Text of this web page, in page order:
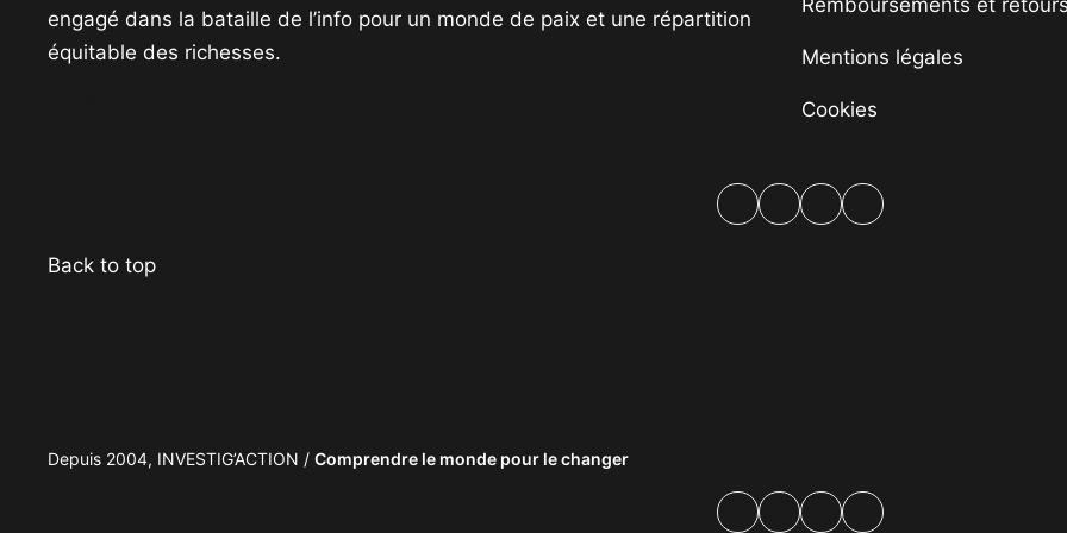
engagé dans la bataille de l’info pour un monde de paix et une répartition
équitable des richesses.
Mentions légales
Cookies
Back to top
Depuis 2004, INVESTIG’ACTION /Comprendre le monde pour le changer